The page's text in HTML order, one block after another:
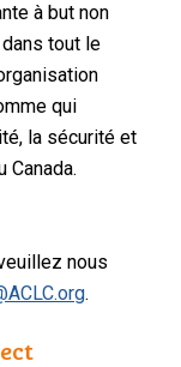
à but non
tout le
qui
la sécurité et
nous
.